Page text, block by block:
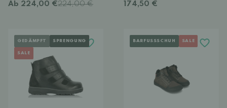
Ab 224,00 €224,00 €
174,50 €
GEDÄMPFT SPRENGUNG
SALE
BARFUSSSCHUH SALE